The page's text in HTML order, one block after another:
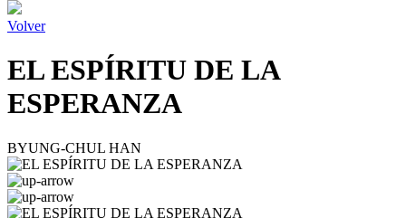
Volver
EL ESPÍRITU DE LA
ESPERANZA
BYUNG-CHUL HAN